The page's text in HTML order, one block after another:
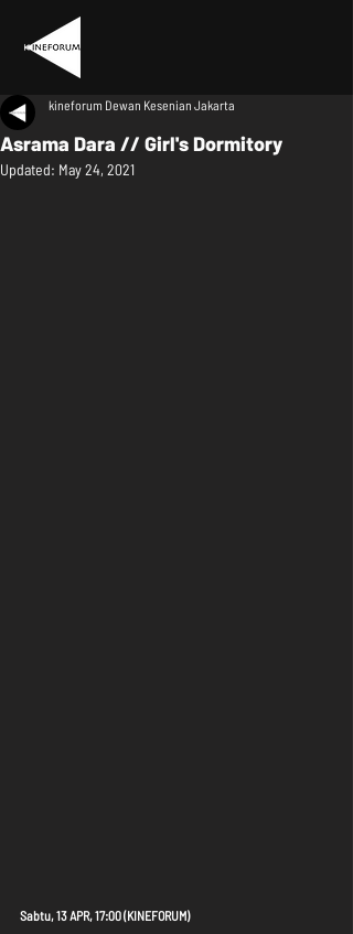
Asrama Dara // Girl's Dormitory
kineforum Dewan Kesenian Jakarta
Updated: May 24, 2021
Sabtu, 13 APR, 17:00 (KINEFORUM)